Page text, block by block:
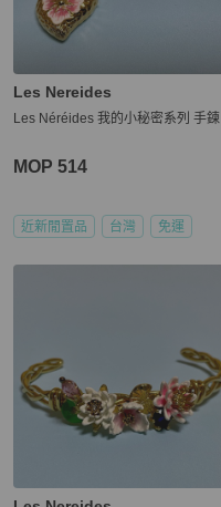
Les Nereides
Les Néréides 我的小秘密系列 手鍊
MOP 514
近新閒置品 台灣 免運